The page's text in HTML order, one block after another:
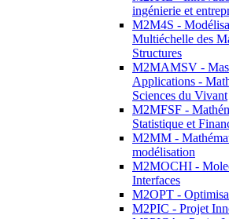
ingénierie et
M2M4S -
Multiéchelle des
Structures
M2MAMSV -
Applications -
Sciences du Vivant
M2MFSF -
Statistique et
M2MM -
modélisation
M2MOCHI -
Interfaces
M2OPT -
M2PIC - Projet